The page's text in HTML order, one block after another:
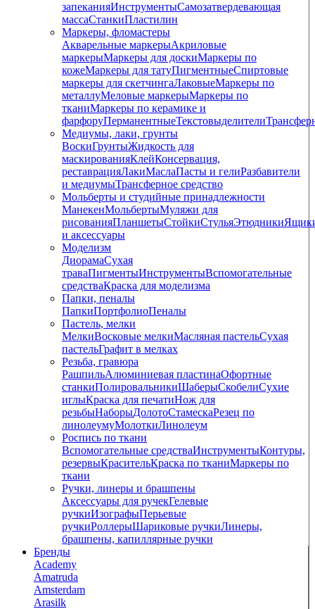
запеканияИнструментыСамозатвердевающая
массаСтанкиПластилин
Маркеры, фломастеры
Акварельные маркерыАкриловые
маркерыМаркеры для доскиМаркеры по
кожеМаркеры для татуПигментныеCпиртовые
маркеры для скетчингаЛаковыеМаркеры по
металлуМеловые маркерыМаркеры по
тканиМаркеры по керамике и
фарфоруПерманентныеТекстовыделители
Медиумы, лаки, грунты
ВоскиГрунтыЖидкость для
маскированияКлейКонсервация,
реставрацияЛакиМаслаПасты и гелиРазбавители
и медиумыТрансферное средство
Мольберты и студийные принадлежности
МанекенМольбертыМуляжи для
рисованияПланшетыСтойкиСтульяЭтюдники
и аксессуары
Моделизм
ДиорамаСухая
траваПигментыИнструментыВспомогательные
средстваКраска для моделизма
Папки, пеналы
ПапкиПортфолиоПеналы
Пастель, мелки
МелкиВосковые мелкиМасляная пастельСухая
пастельГрафит в мелках
Резьба, гравюра
РашпильАлюминиевая пластинаОфортные
станкиПолировальникиШаберыСкобелиСухие
иглыКраска для печатиНож для
резьбыНаборыДолотоСтамескаРезец по
линолеумуМолоткиЛинолеум
Роспись по ткани
Вспомогательные средстваИнструментыКонтуры,
резервыКрасительКраска по тканиМаркеры по
ткани
Ручки, линеры и брашпены
Аксессуары для ручекГелевые
ручкиИзографыПерьевые
ручкиРоллерыШариковые ручкиЛинеры,
брашпены, капиллярные ручки
Бренды
Academy
Amatruda
Amsterdam
Arasilk